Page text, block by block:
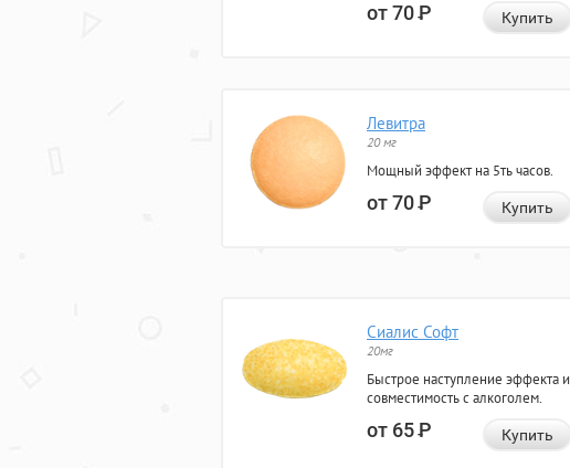
от 70Р Купить
Левитра
20 мг
Мощный эффект на 5ть часов.
от 70Р Купить
Сиалис Софт
20мг
Быстрое наступление эффекта и
совместимость с алкоголем.
от 65Р Купить